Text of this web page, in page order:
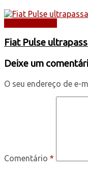
Fiat Pulse
Deixe um
O seu endereço de e-
Comentário *